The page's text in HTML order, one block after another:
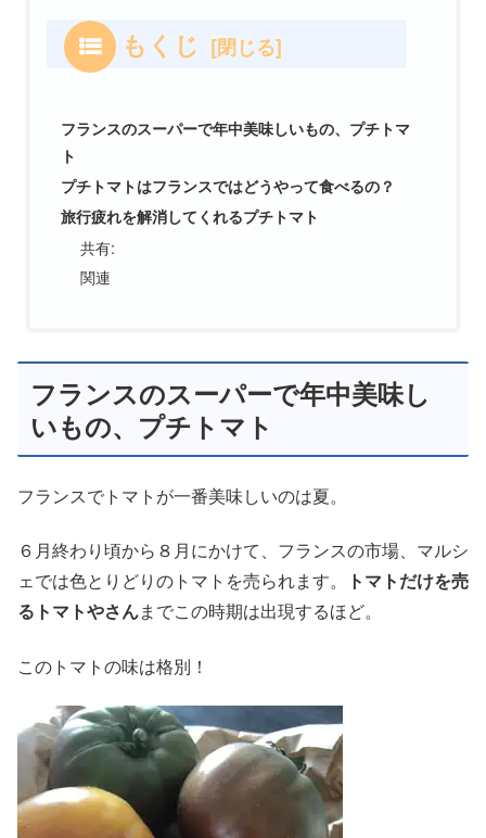
もくじ
フランスのスーパーで年中美味しいもの、プチトマ
ト
プチトマトはフランスではどうやって食べるの？
旅行疲れを解消してくれるプチトマト
共有:
関連
フランスのスーパーで年中美味し
いもの、プチトマト
フランスでトマトが一番美味しいのは夏。
６月終わり頃から８月にかけて、フランスの市場、マルシ
ェでは色とりどりのトマトを売られます。
トマトだけを売
るトマトやさんまでこの時期は出現するほど。
このトマトの味は格別！